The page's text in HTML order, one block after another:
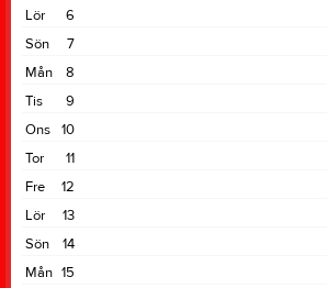
6
Lör
7
Sön
8
Mån
9
Tis
10
Ons
11
Tor
12
Fre
13
Lör
14
Sön
15
Mån